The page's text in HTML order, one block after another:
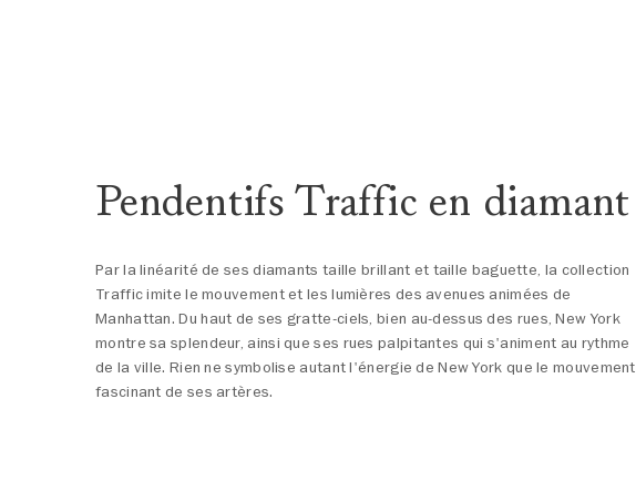
Pendentifs Traffic en diamant
Par la linéarité de ses diamants taille brillant et taille baguette, la collection
Traffic imite le mouvement et les lumières des avenues animées de
Manhattan. Du haut de ses gratte-ciels, bien au-dessus des rues, New York
montre sa splendeur, ainsi que ses rues palpitantes qui s'animent au rythme
de la ville. Rien ne symbolise autant l'énergie de New York que le mouvement
fascinant de ses artères.